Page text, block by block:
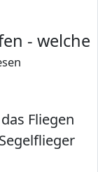
- welche
Fliegen